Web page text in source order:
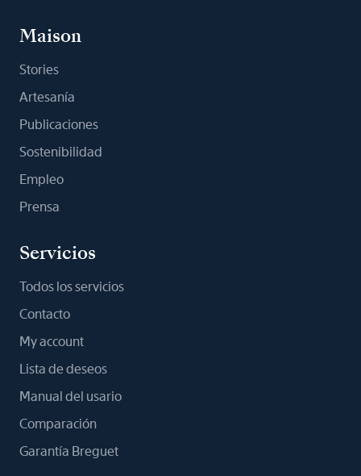
Maison
Stories
Artesanía
Publicaciones
Sostenibilidad
Empleo
Prensa
Servicios
Todos los servicios
Contacto
My account
Lista de deseos
Manual del usario
Comparación
Garantía Breguet